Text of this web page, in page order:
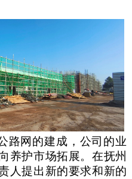
路网的建成，公司的业
养护市场拓展。在抚州
人提出新的要求和新的